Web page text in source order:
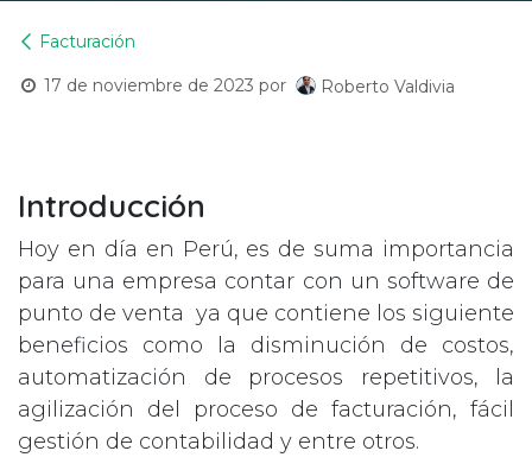
Facturación
17 de noviembre de 2023 por Roberto Valdivia
Introducción
Hoy en día en Perú, es de suma importancia
para una empresa contar con un software de
punto de venta ya que contiene los siguiente
beneficios como la disminución de costos,
automatización de procesos repetitivos, la
agilización del proceso de facturación, fácil
gestión de contabilidad y entre otros.